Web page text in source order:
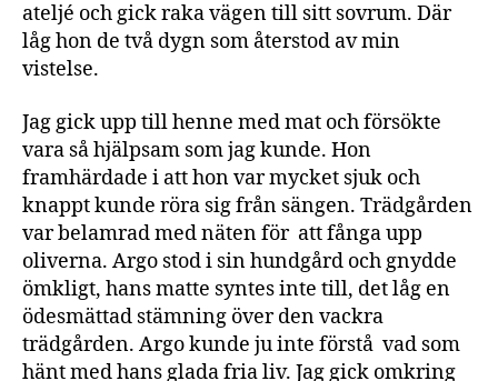
ateljé och gick raka vägen till sitt sovrum. Där
låg hon de två dygn som återstod av min
vistelse.
Jag gick upp till henne med mat och försökte
vara så hjälpsam som jag kunde. Hon
framhärdade i att hon var mycket sjuk och
knappt kunde röra sig från sängen. Trädgården
var belamrad med näten för att fånga upp
oliverna. Argo stod i sin hundgård och gnydde
ömkligt, hans matte syntes inte till, det låg en
ödesmättad stämning över den vackra
trädgården. Argo kunde ju inte förstå vad som
hänt med hans glada fria liv. Jag gick omkring